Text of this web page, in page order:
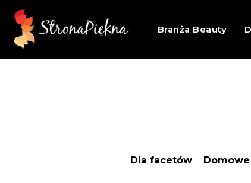
Branża Beauty
Dla facetów